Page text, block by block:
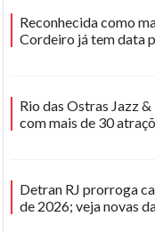
Reconhecida como
Cordeiro já tem data
Rio das Ostras Jazz
com mais de 30
Detran RJ prorroga
de 2026; veja novas